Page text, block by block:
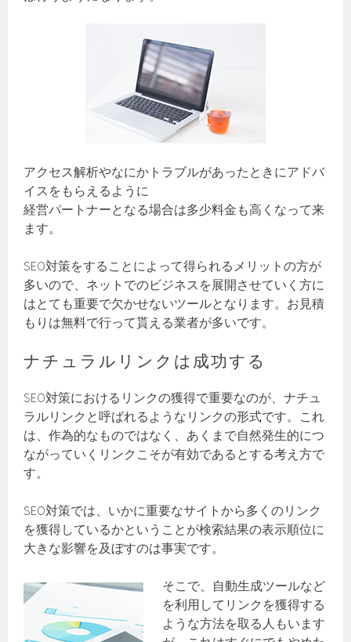
アクセス解析やなにかトラブルがあったときにアドバ
イスをもらえるように
経営パートナーとなる場合は多少料金も高くなって来
ます。
SEO対策をすることによって得られるメリットの方が
多いので、ネットでのビジネスを展開させていく方に
はとても重要で欠かせないツールとなります。お見積
もりは無料で行って貰える業者が多いです。
ナチュラルリンクは成功する
SEO対策におけるリンクの獲得で重要なのが、ナチュ
ラルリンクと呼ばれるようなリンクの形式です。これ
は、作為的なものではなく、あくまで自然発生的につ
ながっていくリンクこそが有効であるとする考え方で
す。
SEO対策では、いかに重要なサイトから多くのリンク
を獲得しているかということが検索結果の表示順位に
大きな影響を及ぼすのは事実です。
そこで、自動生成ツールなど
を利用してリンクを獲得する
ような方法を取る人もいます